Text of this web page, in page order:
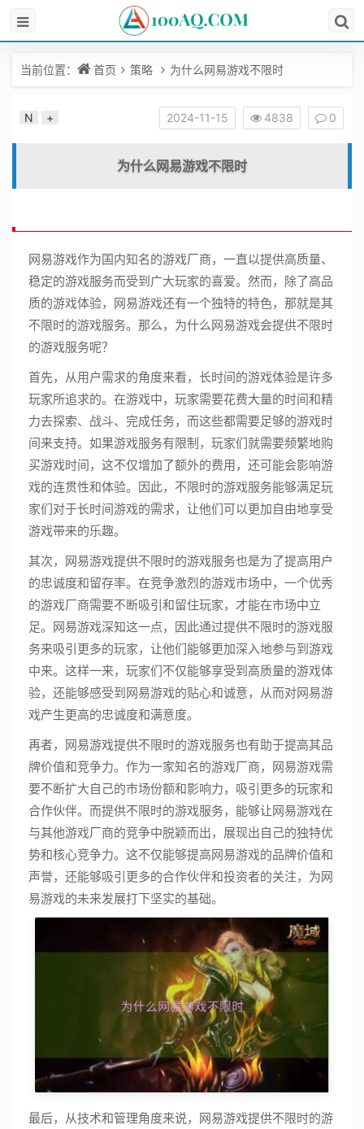
当前位置： 首页 策略 为什么网易游戏不限时
2024-11-15 4838 0
N +
为什么网易游戏不限时
网易游戏作为国内知名的游戏厂商，一直以提供高质量、
稳定的游戏服务而受到广大玩家的喜爱。然而，除了高品
质的游戏体验，网易游戏还有一个独特的特色，那就是其
不限时的游戏服务。那么，为什么网易游戏会提供不限时
的游戏服务呢？
首先，从用户需求的角度来看，长时间的游戏体验是许多
玩家所追求的。在游戏中，玩家需要花费大量的时间和精
力去探索、战斗、完成任务，而这些都需要足够的游戏时
间来支持。如果游戏服务有限制，玩家们就需要频繁地购
买游戏时间，这不仅增加了额外的费用，还可能会影响游
戏的连贯性和体验。因此，不限时的游戏服务能够满足玩
家们对于长时间游戏的需求，让他们可以更加自由地享受
游戏带来的乐趣。
其次，网易游戏提供不限时的游戏服务也是为了提高用户
的忠诚度和留存率。在竞争激烈的游戏市场中，一个优秀
的游戏厂商需要不断吸引和留住玩家，才能在市场中立
足。网易游戏深知这一点，因此通过提供不限时的游戏服
务来吸引更多的玩家，让他们能够更加深入地参与到游戏
中来。这样一来，玩家们不仅能够享受到高质量的游戏体
验，还能够感受到网易游戏的贴心和诚意，从而对网易游
戏产生更高的忠诚度和满意度。
再者，网易游戏提供不限时的游戏服务也有助于提高其品
牌价值和竞争力。作为一家知名的游戏厂商，网易游戏需
要不断扩大自己的市场份额和影响力，吸引更多的玩家和
合作伙伴。而提供不限时的游戏服务，能够让网易游戏在
与其他游戏厂商的竞争中脱颖而出，展现出自己的独特优
势和核心竞争力。这不仅能够提高网易游戏的品牌价值和
声誉，还能够吸引更多的合作伙伴和投资者的关注，为网
易游戏的未来发展打下坚实的基础。
最后，从技术和管理角度来说，网易游戏提供不限时的游